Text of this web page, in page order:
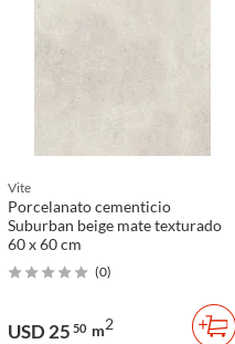
Vite
Porcelanato cementicio
Suburban beige mate texturado
60 x 60 cm
(0)
USD 25 50 m2